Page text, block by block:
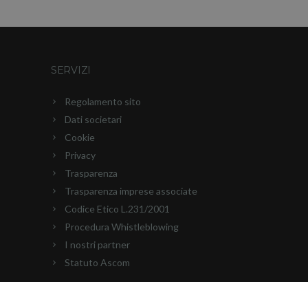
SERVIZI
Regolamento sito
Dati societari
Cookie
Privacy
Trasparenza
Trasparenza imprese associate
Codice Etico L.231/2001
Procedura Whistleblowing
I nostri partner
Statuto Ascom